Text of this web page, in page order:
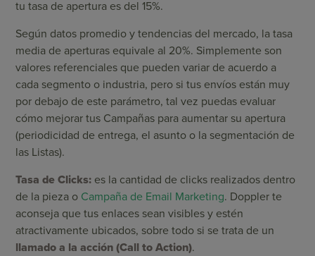
tu tasa de apertura es del 15%.
Según datos promedio y tendencias del mercado, la tasa
media de aperturas equivale al 20%. Simplemente son
valores referenciales que pueden variar de acuerdo a
cada segmento o industria, pero si tus envíos están muy
por debajo de este parámetro, tal vez puedas evaluar
cómo mejorar tus Campañas para aumentar su apertura
(periodicidad de entrega, el asunto o la segmentación de
las Listas).
Tasa de Clicks: es la cantidad de clicks realizados dentro
de la pieza o Campaña de Email Marketing. Doppler te
aconseja que tus enlaces sean visibles y estén
atractivamente ubicados, sobre todo si se trata de un
llamado a la acción (Call to Action).